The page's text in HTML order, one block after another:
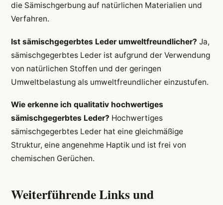
die Sämischgerbung auf natürlichen Materialien und
Verfahren.
Ist sämischgegerbtes Leder umweltfreundlicher? Ja,
sämischgegerbtes Leder ist aufgrund der Verwendung
von natürlichen Stoffen und der geringen
Umweltbelastung als umweltfreundlicher einzustufen.
Wie erkenne ich qualitativ hochwertiges
sämischgegerbtes Leder? Hochwertiges
sämischgegerbtes Leder hat eine gleichmäßige
Struktur, eine angenehme Haptik und ist frei von
chemischen Gerüchen.
Weiterführende Links und